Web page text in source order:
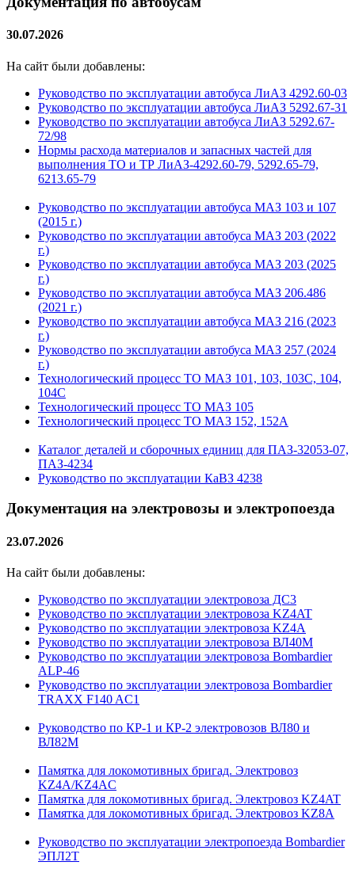
30.07.2026
На сайт были добавлены:
Руководство по эксплуатации автобуса ЛиАЗ 4292.60-03
Руководство по эксплуатации автобуса ЛиАЗ 5292.67-31
Руководство по эксплуатации автобуса ЛиАЗ 5292.67-
72/98
Нормы расхода материалов и запасных частей для
выполнения ТО и ТР ЛиАЗ-4292.60-79, 5292.65-79,
6213.65-79
Руководство по эксплуатации автобуса МАЗ 103 и 107
(2015 г.)
Руководство по эксплуатации автобуса МАЗ 203 (2022
г.)
Руководство по эксплуатации автобуса МАЗ 203 (2025
г.)
Руководство по эксплуатации автобуса МАЗ 206.486
(2021 г.)
Руководство по эксплуатации автобуса МАЗ 216 (2023
г.)
Руководство по эксплуатации автобуса МАЗ 257 (2024
г.)
Технологический процесс ТО МАЗ 101, 103, 103С, 104,
104С
Технологический процесс ТО МАЗ 105
Технологический процесс ТО МАЗ 152, 152А
Каталог деталей и сборочных единиц для ПАЗ-32053-07,
ПАЗ-4234
Руководство по эксплуатации КаВЗ 4238
Документация на электровозы и электропоезда
23.07.2026
На сайт были добавлены:
Руководство по эксплуатации электровоза ДС3
Руководство по эксплуатации электровоза KZ4AT
Руководство по эксплуатации электровоза KZ4A
Руководство по эксплуатации электровоза ВЛ40М
Руководство по эксплуатации электровоза Bombardier
ALP-46
Руководство по эксплуатации электровоза Bombardier
TRAXX F140 AC1
Руководство по КР-1 и КР-2 электровозов ВЛ80 и
ВЛ82М
Памятка для локомотивных бригад. Электровоз
KZ4A/KZ4AC
Памятка для локомотивных бригад. Электровоз KZ4AT
Памятка для локомотивных бригад. Электровоз KZ8A
Руководство по эксплуатации электропоезда Bombardier
ЭПЛ2Т